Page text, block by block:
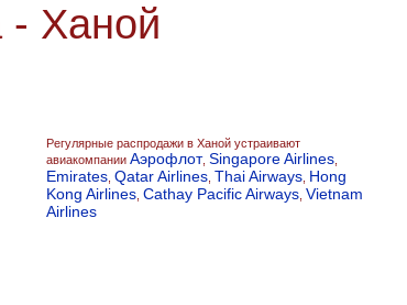
Ханой
Регулярные распродажи в Ханой устраивают
авиакомпании Аэрофлот, Singapore Airlines
Emirates Qatar Airlines Thai Airways Hong
Kong Airlines Cathay Pacific Airways Vietnam
Airlines